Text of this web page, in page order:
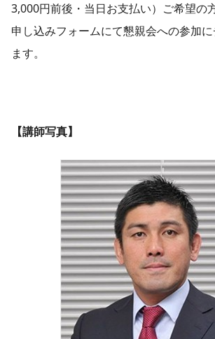
3,000円前後・当日お支払い）ご希望の
申し込みフォームにて懇親会への参加
ます。
【講師写真】